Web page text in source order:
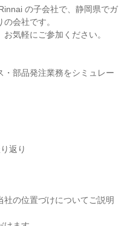
の子会社で、静岡県でガ
会社です。
気軽にご参加ください。
部品発注業務をシミュレー
返り
社の位置づけについてご説明